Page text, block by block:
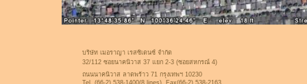
บริษัท เมอราญา เรสซิเดนซ์ จำกัด
32/112 ซอยนาคนิวาส 37 แยก 2-3 (ซอยสหกรณ์ 4)
ถนนนาคนิวาส ลาดพร้าว 71 กรุงเทพฯ 10230
Tel. (66-2) 538-1400(8 lines), Fax(66-2) 538-2163